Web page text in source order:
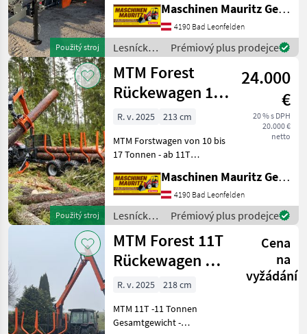
Použitý stroj
Gesamtgewicht -
Singelrahmen 160x160x10 -
Flap down Abstützung - 1x
zusätzliches Run
Maschinen Mauritz GesmbH
4190 Bad Leonfelden
Lesnícke a
drevárske
stroje /
MTM
Forest
Prémiový plus prodejce
Použitý stroj
MTM Forest
Rückewagen 10-
17 Tonnen, MTM
Forstkran
24.000
€
20 % s DPH
20.000 €
netto
R. v. 2025
213 cm
MTM Forstwagen von 10 bis
17 Tonnen - ab 11T
Knickdeichsel -
Pulverbeschichtung -
optional Forwarderrungen -
Druckluft oder hydraulische
Bremse
Maschinen Mauritz GesmbH
4190 Bad Leonfelden
Lesnícke a
drevárske
stroje /
MTM
Forest
Prémiový plus prodejce
MTM Forest 11T
Rückewagen mit
MTM 7100
Cena
na
vyžádání
R. v. 2025
218 cm
MTM 11T -11 Tonnen
Gesamtgewicht -